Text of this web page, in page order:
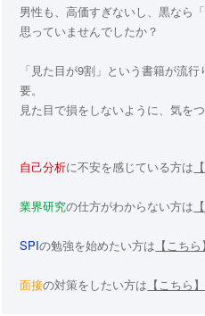
男性も、高価すぎないし、黒なら
思っていませんでしたか？
「見た目が9割」という書籍が流
要。
見た目で損をしないように、気をつ
自己分析に不安を感じている方は
業界研究の仕方がわからない方は
SPIの勉強を始めたい方は 【こちら】
面接の対策をしたい方は 【こちら】